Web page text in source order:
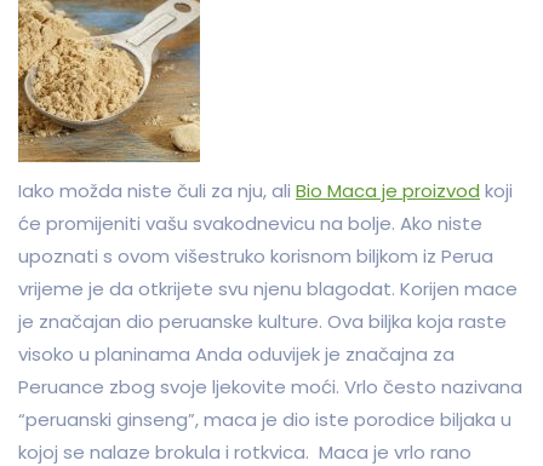
Iako možda niste čuli za nju, ali Bio Maca je proizvod koji
će promijeniti vašu svakodnevicu na bolje. Ako niste
upoznati s ovom višestruko korisnom biljkom iz Perua
vrijeme je da otkrijete svu njenu blagodat. Korijen mace
je značajan dio peruanske kulture. Ova biljka koja raste
visoko u planinama Anda oduvijek je značajna za
Peruance zbog svoje ljekovite moći. Vrlo često nazivana
“peruanski ginseng”, maca je dio iste porodice biljaka u
kojoj se nalaze brokula i rotkvica. Maca je vrlo rano